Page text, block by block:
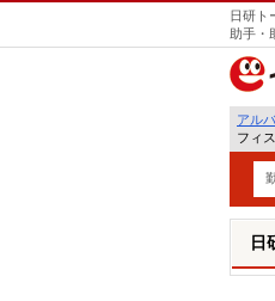
日研ト
助手・
アル
フィ
日